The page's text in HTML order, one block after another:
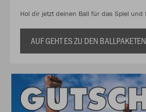
Hol dir jetzt deinen Ball für das Spiel und
AUF GEHT ES ZU DEN